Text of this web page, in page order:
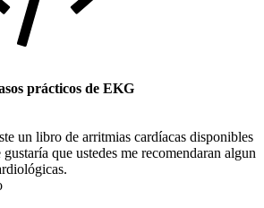
prácticos de EKG
un libro de arritmias cardíacas disponibles
que ustedes me recomendaran algun